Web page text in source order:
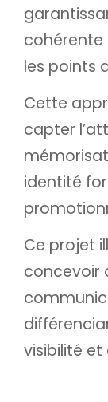
cohérente
les points
Cette
capter
identité
Ce projet
concevoir
visibilité et